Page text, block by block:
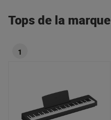
Tops de la marque
1